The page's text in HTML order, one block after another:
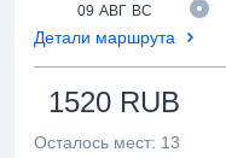
09 АВГ ВС
Детали маршрута
1520 RUB
Осталось мест: 13